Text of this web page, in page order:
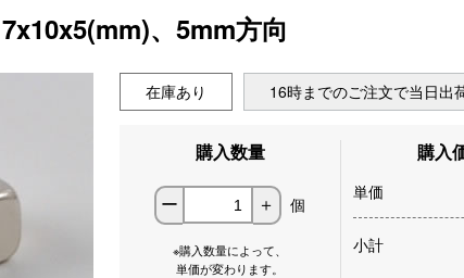
、5mm方向
在庫あり 16時までのご注文で当日出
購入数量
ー ＋ 個
※購入数量によって、
単価が変わります。
購入
単価
小計